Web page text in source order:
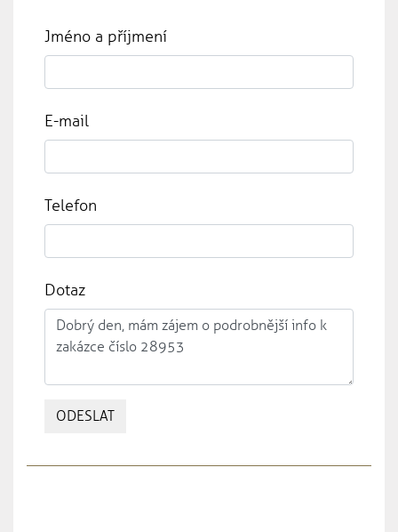
Jméno a příjmení
E-mail
Telefon
Dotaz
ODESLAT